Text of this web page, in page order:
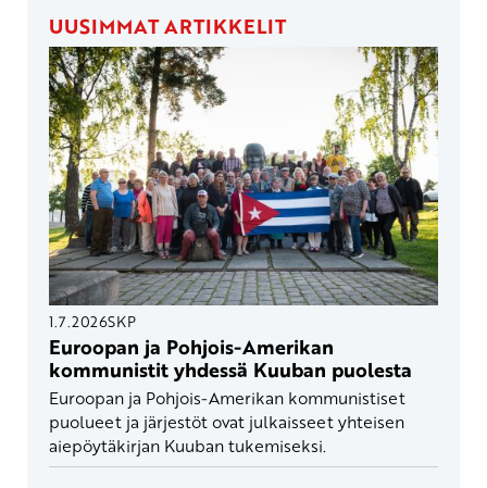
UUSIMMAT ARTIKKELIT
1.7.2026SKP
Euroopan ja Pohjois-Amerikan
kommunistit yhdessä Kuuban puolesta
Euroopan ja Pohjois-Amerikan kommunistiset
puolueet ja järjestöt ovat julkaisseet yhteisen
aiepöytäkirjan Kuuban tukemiseksi.